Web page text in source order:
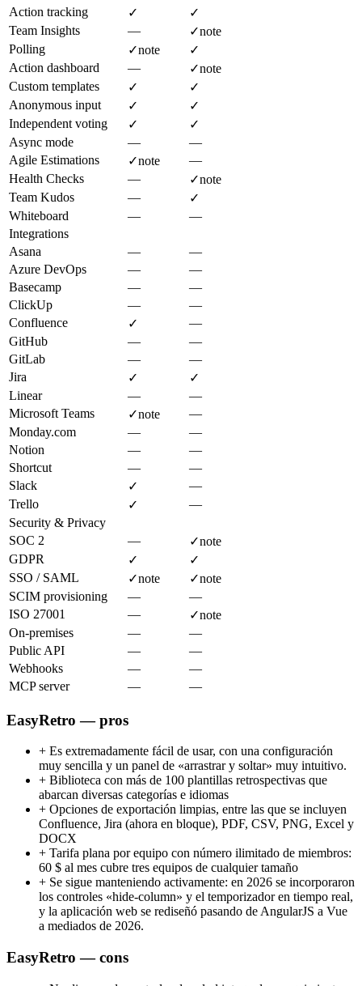
Action tracking
✓
✓
Team Insights
— ✓note
Polling
✓note
✓
Action dashboard
— ✓note
Custom templates
✓
✓
Anonymous input
✓
✓
Independent voting
✓
✓
Async mode
—
—
Agile Estimations
✓note
—
Health Checks
— ✓note
Team Kudos
—
✓
Whiteboard
—
—
Integrations
Asana
—
—
Azure DevOps
—
—
Basecamp
—
—
ClickUp
—
—
Confluence
✓
—
GitHub
—
—
GitLab
—
—
Jira
✓
✓
Linear
—
—
Microsoft Teams
✓note
—
Monday.com
—
—
Notion
—
—
Shortcut
—
—
Slack
✓
—
Trello
✓
—
Security & Privacy
SOC 2
— ✓note
GDPR
✓
✓
SSO / SAML
✓note ✓note
SCIM provisioning
—
—
ISO 27001
— ✓note
On-premises
—
—
Public API
—
—
Webhooks
—
—
MCP server
— —
EasyRetro — pros
+ Es extremadamente fácil de usar, con una configuración
muy sencilla y un panel de «arrastrar y soltar» muy intuitivo.
+ Biblioteca con más de 100 plantillas retrospectivas que
abarcan diversas categorías e idiomas
+ Opciones de exportación limpias, entre las que se incluyen
Confluence, Jira (ahora en bloque), PDF, CSV, PNG, Excel y
DOCX
+ Tarifa plana por equipo con número ilimitado de miembros:
60 $ al mes cubre tres equipos de cualquier tamaño
+ Se sigue manteniendo activamente: en 2026 se incorporaron
los controles «hide-column» y el temporizador en tiempo real,
y la aplicación web se rediseñó pasando de AngularJS a Vue
a mediados de 2026.
EasyRetro — cons